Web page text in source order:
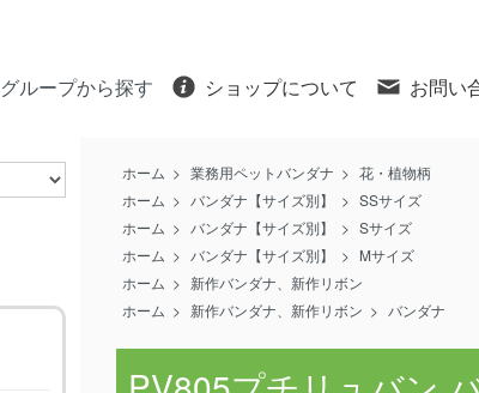
グループから探す ショップについて お問い
ホーム > 業務用ペットバンダナ > 花・植物柄
ホーム > バンダナ【サイズ別】 > SSサイズ
ホーム > バンダナ【サイズ別】 > Sサイズ
ホーム > バンダナ【サイズ別】 > Mサイズ
ホーム > 新作バンダナ、新作リボン
ホーム > 新作バンダナ、新作リボン > バンダナ